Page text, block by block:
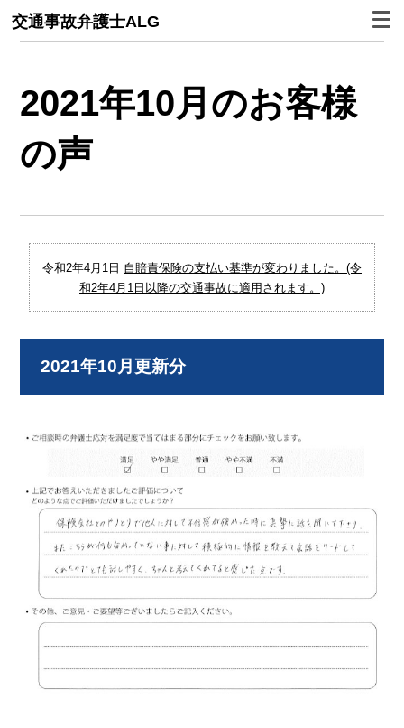
交通事故弁護士ALG
2021年10月のお客様
の声
令和2年4月1日 自賠責保険の支払い基準が変わりました。(令
和2年4月1日以降の交通事故に適用されます。)
2021年10月更新分